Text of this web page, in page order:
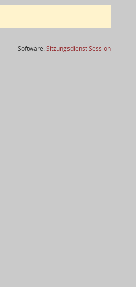
Software:SitzungsdienstSession(Wird in